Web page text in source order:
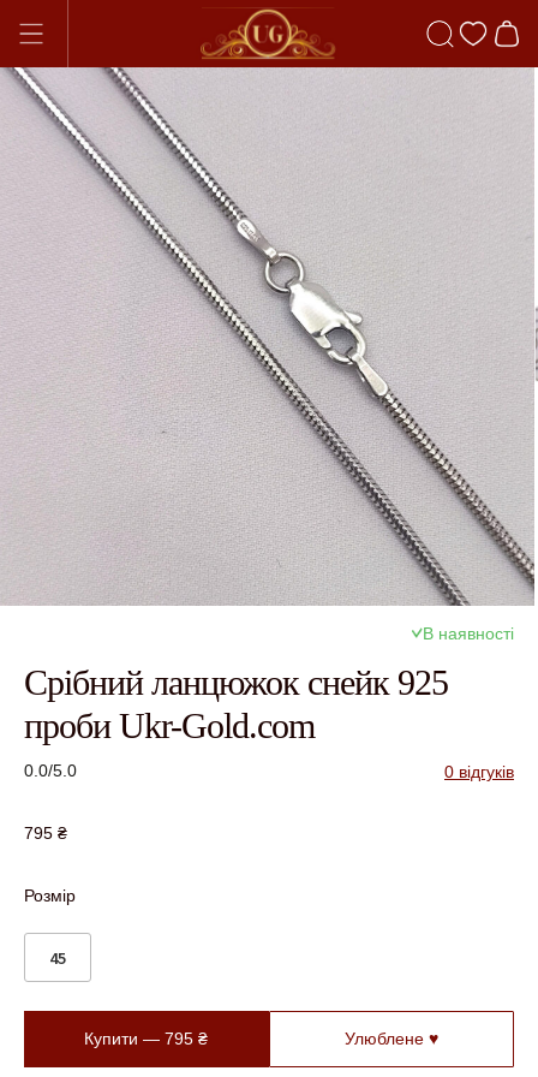
В наявності
Срібний ланцюжок снейк 925
проби Ukr-Gold.com
0.0/5.0 0 відгуків
795 ₴
Розмір
45
Купити —795₴ Улюблене ♥